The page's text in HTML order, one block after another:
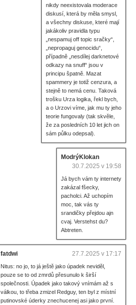
nikdy neexistovala moderace
diskusí, která by měla smysl,
a všechny diskuse, které mají
jakákoliv pravidla typu
„nespamuj off topic sračky“,
„nepropaguj genocidu“,
případně „nesdílej darknetové
odkazy na snuff“ jsou v
principu špatně. Mazat
spammery je totiž cenzura, a
stejně to nemá cenu. Taková
trošku Urza logika, řekl bych,
a o Urzovi víme, jak mu ty jeho
teorie fungovaly (tak skvěle,
že za posledních 10 let jich on
sám půlku odepsal).
ModrýKlokan
30.7.2025 v 19:58
Já bych vám ty internety
zakázal fšecky,
pacholci. Až uchopím
moc, tak vás ty
srandičky přejdou ajn
cvaj. Verstehst du?
Abtreten.
fatdwi 27.7.2025 v 17:17
Nitus: no jo, to já ještě jako úpadek neviděl,
pouze se to od zmrdů přesunulo k širší
společnosti. Úpadek jako takový vnímám až s
válkou, to třeba zmizel Redguy, ten byl z místní
putinovské úderky znechucenej asi jako první.